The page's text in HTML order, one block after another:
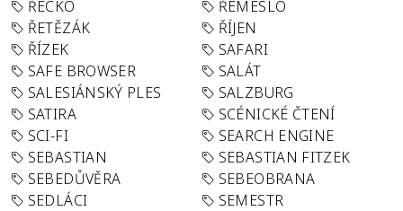
ŘECKO
ŘEMESLO
ŘETĚZÁK
ŘÍJEN
ŘÍZEK
SAFARI
SAFE BROWSER
SALÁT
SALESIÁNSKÝ PLES
SALZBURG
SATIRA
SCÉNICKÉ ČTENÍ
SCI-FI
SEARCH ENGINE
SEBASTIAN
SEBASTIAN FITZEK
SEBEDŮVĚRA
SEBEOBRANA
SEDLÁCI
SEMESTR